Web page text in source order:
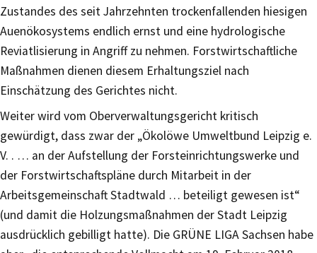
Zustandes des seit Jahrzehnten trockenfallenden hiesigen
Auenökosystems endlich ernst und eine hydrologische
Reviatlisierung in Angriff zu nehmen. Forstwirtschaftliche
Maßnahmen dienen diesem Erhaltungsziel nach
Einschätzung des Gerichtes nicht.
Weiter wird vom Oberverwaltungsgericht kritisch
gewürdigt, dass zwar der „Ökolöwe Umweltbund Leipzig e.
V. . … an der Aufstellung der Forsteinrichtungswerke und
der Forstwirtschaftspläne durch Mitarbeit in der
Arbeitsgemeinschaft Stadtwald … beteiligt gewesen ist“
(und damit die Holzungsmaßnahmen der Stadt Leipzig
ausdrücklich gebilligt hatte). Die GRÜNE LIGA Sachsen habe